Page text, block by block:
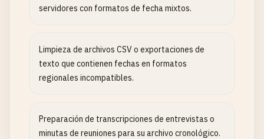
servidores con formatos de fecha mixtos.
Limpieza de archivos CSV o exportaciones de
texto que contienen fechas en formatos
regionales incompatibles.
Preparación de transcripciones de entrevistas o
minutas de reuniones para su archivo cronológico.